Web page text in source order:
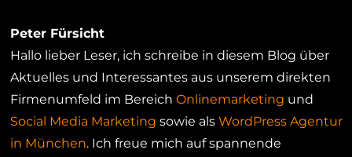
Peter Fürsicht
Hallo lieber Leser, ich schreibe in diesem Blog über
Aktuelles und Interessantes aus unserem direkten
Firmenumfeld im BereichOnlinemarketing und
Social Media Marketing sowie alsWordPress Agentur
in München. Ich freue mich auf spannende